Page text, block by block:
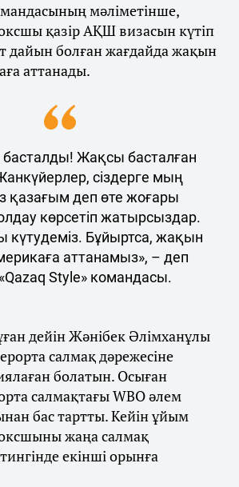
мәліметінше,
қазір АҚШ визасын күтіп
дайын болған жағдайда жақын
аттанады.
басталды! Жақсы басталған
сіздерге мың
қазағым деп өте жоғары
көрсетіп жатырсыздар.
күтудеміз. Бұйыртса, жақын
аттанамыз», – деп
Style» командасы.
дейін Жәнібек Әлімханұлы
салмақ дәрежесіне
болатын. Осыған
салмақтағы WBO әлем
бас тартты. Кейін ұйым
жаңа салмақ
екінші орынға